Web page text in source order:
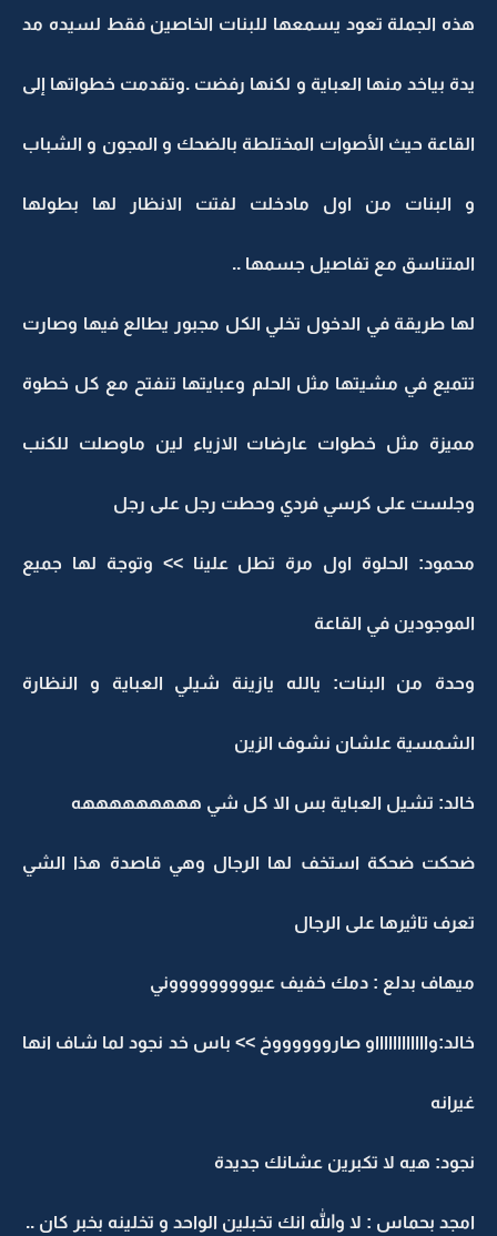
هذه الجملة تعود يسمعها للبنات الخاصين فقط لسيده مد
يدة بياخد منها العباية و لكنها رفضت .وتقدمت خطواتها إلى
القاعة حيث الأصوات المختلطة بالضحك و المجون و الشباب
و البنات من اول مادخلت لفتت الانظار لها بطولها
المتناسق مع تفاصيل جسمها ..
لها طريقة في الدخول تخلي الكل مجبور يطالع فيها وصارت
تتميع في مشيتها مثل الحلم وعبايتها تنفتح مع كل خطوة
مميزة مثل خطوات عارضات الازياء لين ماوصلت للكنب
وجلست على كرسي فردي وحطت رجل على رجل
محمود: الحلوة اول مرة تطل علينا >> وتوجة لها جميع
الموجودين في القاعة
وحدة من البنات: يالله يازينة شيلي العباية و النظارة
الشمسية علشان نشوف الزين
خالد: تشيل العباية بس الا كل شي هههههههههه
ضحكت ضحكة استخف لها الرجال وهي قاصدة هذا الشي
تعرف تاثيرها على الرجال
ميهاف بدلع : دمك خفيف عيوووووووووني
خالد:وااااااااااااو صارووووووخ >> باس خد نجود لما شاف انها
غيرانه
نجود: هيه لا تكبرين عشانك جديدة
امجد بحماس : لا والله انك تخبلين الواحد و تخلينه بخبر كان ..